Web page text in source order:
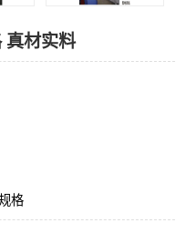
真材实料
格